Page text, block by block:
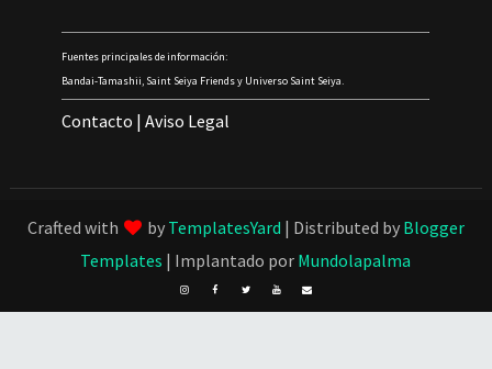
Fuentes principales de información:
Bandai-Tamashii, Saint Seiya Friends y Universo Saint Seiya.
Contacto |Aviso Legal
Crafted with by TemplatesYard | Distributed by Blogger
Templates | Implantado por Mundolapalma